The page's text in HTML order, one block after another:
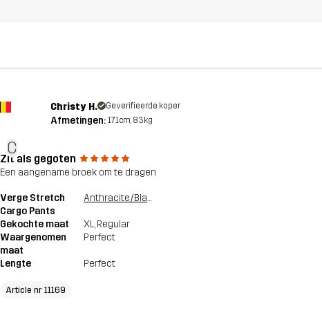
C
Christy H. Geverifieerde koper
Afmetingen: 171cm, 83kg
Zit als gegoten
Een aangename broek om te dragen
Verge Stretch
Cargo Pants
Anthracite/Black
Gekochte maat XL, Regular
Waargenomen
maat
Perfect
Lengte Perfect
Article nr 11169